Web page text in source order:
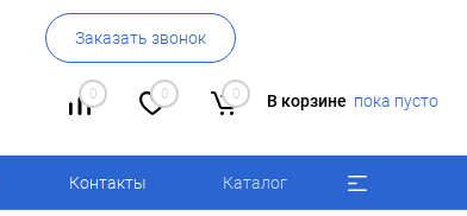
Заказать звонок
0 0 0 В корзине пока пусто
Контакты Каталог